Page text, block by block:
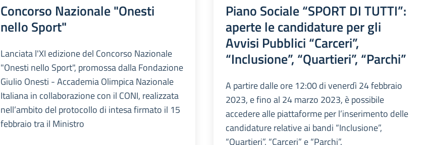
Concorso Nazionale "Onesti
nello Sport"
Lanciata l'XI edizione del Concorso Nazionale
"Onesti nello Sport", promossa dalla Fondazione
Giulio Onesti - Accademia Olimpica Nazionale
Italiana in collaborazione con il CONI, realizzata
nell’ambito del protocollo di intesa firmato il 15
febbraio tra il Ministro
Piano Sociale “SPORT DI TUTTI”:
aperte le candidature per gli
Avvisi Pubblici “Carceri”,
“Inclusione”, “Quartieri”, “Parchi”
A partire dalle ore 12:00 di venerdì 24 febbraio
2023, e fino al 24 marzo 2023, è possibile
accedere alle piattaforme per l’inserimento delle
candidature relative ai bandi “Inclusione”,
“Quartieri”, “Carceri” e “Parchi”.